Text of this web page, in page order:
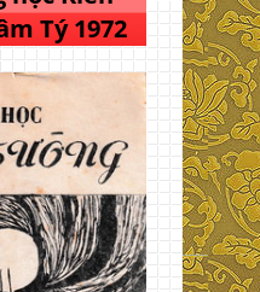
Tý 1972